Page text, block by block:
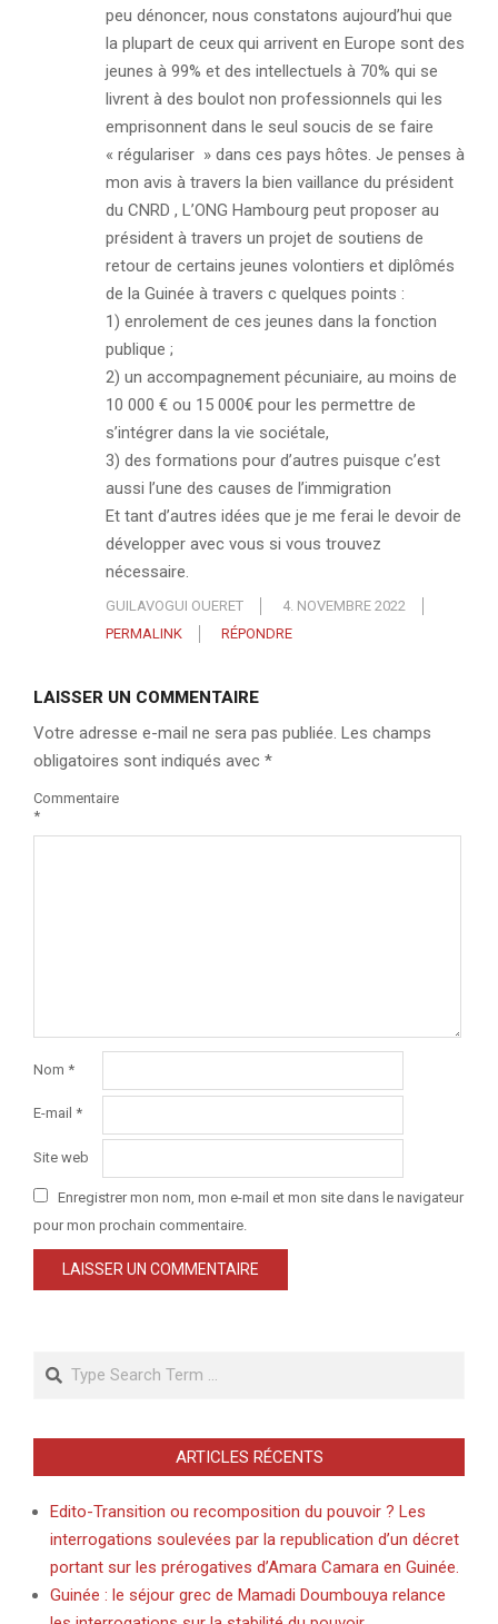
peu dénoncer, nous constatons aujourd’hui que
la plupart de ceux qui arrivent en Europe sont des
jeunes à 99% et des intellectuels à 70% qui se
livrent à des boulot non professionnels qui les
emprisonnent dans le seul soucis de se faire
« régulariser » dans ces pays hôtes. Je penses à
mon avis à travers la bien vaillance du président
du CNRD , L’ONG Hambourg peut proposer au
président à travers un projet de soutiens de
retour de certains jeunes volontiers et diplômés
de la Guinée à travers c quelques points :
1) enrolement de ces jeunes dans la fonction
publique ;
2) un accompagnement pécuniaire, au moins de
10 000 € ou 15 000€ pour les permettre de
s’intégrer dans la vie sociétale,
3) des formations pour d’autres puisque c’est
aussi l’une des causes de l’immigration
Et tant d’autres idées que je me ferai le devoir de
développer avec vous si vous trouvez
nécessaire.
GUILAVOGUI OUERET
4. NOVEMBRE 2022
PERMALINK
RÉPONDRE
LAISSER UN COMMENTAIRE
Votre adresse e-mail ne sera pas publiée. Les champs
obligatoires sont indiqués avec *
Commentaire
*
Nom *
E-mail *
Site web
Enregistrer mon nom, mon e-mail et mon site dans le navigateur
pour mon prochain commentaire.
Search
ARTICLES RÉCENTS
Edito-Transition ou recomposition du pouvoir ? Les
interrogations soulevées par la republication d’un décret
portant sur les prérogatives d’Amara Camara en Guinée.
Guinée : le séjour grec de Mamadi Doumbouya relance